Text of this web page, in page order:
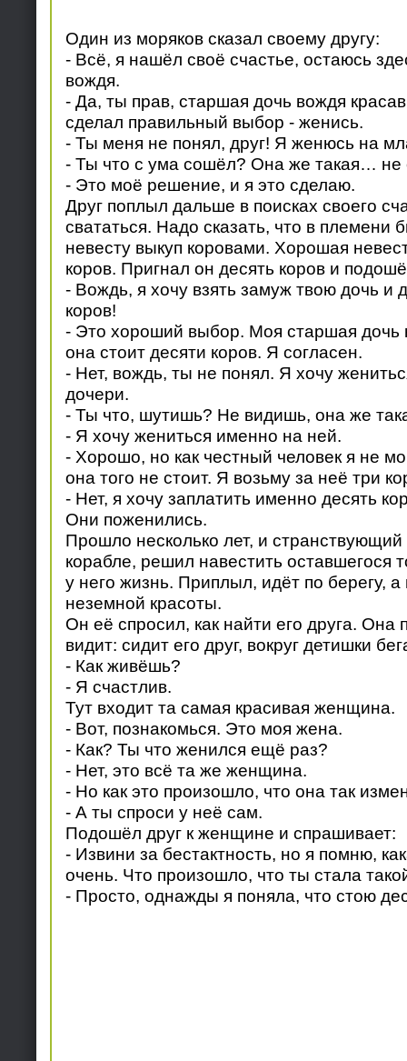
Один из моряков сказал своему другу:
- Всё, я нашёл своё счастье, остаюсь
вождя.
- Да, ты прав, старшая дочь вождя
сделал правильный выбор - женись.
- Ты меня не понял, друг! Я женюсь на
- Ты что с ума сошёл? Она же такая… не
- Это моё решение, и я это сделаю.
Друг поплыл дальше в поисках своего
свататься. Надо сказать, что в племени
невесту выкуп коровами. Хорошая
коров. Пригнал он десять коров и
- Вождь, я хочу взять замуж твою дочь и
коров!
- Это хороший выбор. Моя старшая дочь
она стоит десяти коров. Я согласен.
- Нет, вождь, ты не понял. Я хочу
дочери.
- Ты что, шутишь? Не видишь, она же
- Я хочу жениться именно на ней.
- Хорошо, но как честный человек я не
она того не стоит. Я возьму за неё три
- Нет, я хочу заплатить именно десять
Они поженились.
Прошло несколько лет, и странствующий
корабле, решил навестить оставшегося
у него жизнь. Приплыл, идёт по берегу,
неземной красоты.
Он её спросил, как найти его друга. Она
видит: сидит его друг, вокруг детишки
- Как живёшь?
- Я счастлив.
Тут входит та самая красивая женщина.
- Вот, познакомься. Это моя жена.
- Как? Ты что женился ещё раз?
- Нет, это всё та же женщина.
- Но как это произошло, что она так
- А ты спроси у неё сам.
Подошёл друг к женщине и спрашивает:
- Извини за бестактность, но я помню,
очень. Что произошло, что ты стала
- Просто, однажды я поняла, что стою